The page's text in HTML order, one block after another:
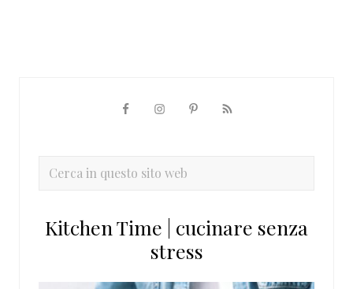
primaria
Cerca
sito
Kitchen Time | cucinare senza
stress